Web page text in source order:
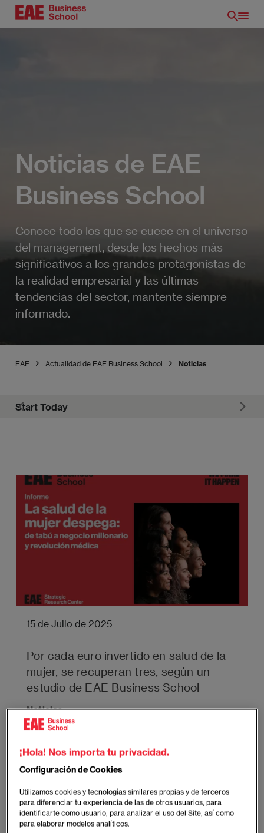
Pasar
ES
Noticias de EAE
Business School
Conoce todo los que se cuece en el universo
del management, desde los hechos más
significativos a los grandes protagonistas de
la realidad empresarial y las últimas
tendencias del sector, mantente siempre
informado.
EAE Actualidad de EAE Business School Noticias
Start Today
15 de Julio de 2025
Por cada euro invertido en salud de la
mujer, se recuperan tres, según un
estudio de EAE Business School
Noticias
¡Hola! Nos importa tu privacidad.
Configuración de Cookies
Utilizamos cookies y tecnologías similares propias y de terceros
para diferenciar tu experiencia de las de otros usuarios, para
identificarte como usuario, para analizar el uso del Site, así como
para elaborar modelos analíticos.